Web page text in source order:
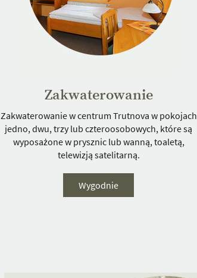
Zakwaterowanie
Zakwaterowanie w centrum Trutnova w pokojach
jedno, dwu, trzy lub czteroosobowych, które są
wyposażone w prysznic lub wanną, toaletą,
telewizją satelitarną.
Wygodnie